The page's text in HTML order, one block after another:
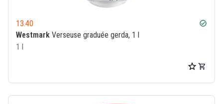
13.40 check_circle
Westmark Verseuse graduée gerda, 1 l
1 l